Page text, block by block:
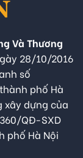
Và Thương
28/10/2016
số
phố Hà
xây dựng của
QĐ-SXD
phố Hà Nội